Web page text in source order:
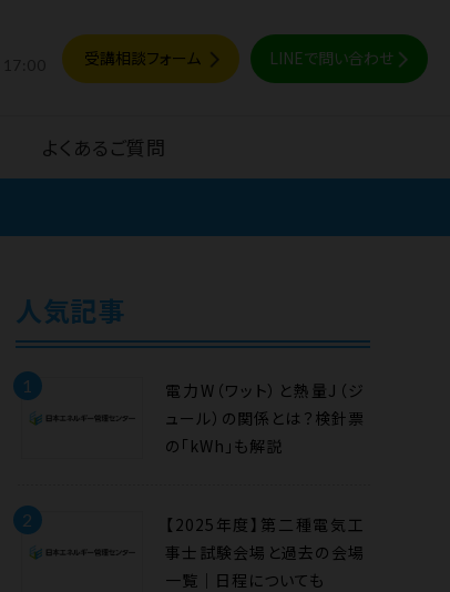
受講相談フォーム LINEで問い合わせ
よくあるご質問
人気記事
1
電力W（ワット）と熱量J（ジ
ュール）の関係とは？検針票
の「kWh」も解説
2
【2025年度】第二種電気工
事士試験会場と過去の会場
一覧｜日程についても